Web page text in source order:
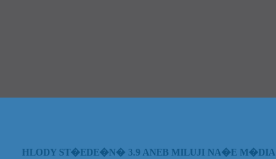
HLODY ST�EDE�N� 3.9 ANEB MILUJI NA�E M�DIA